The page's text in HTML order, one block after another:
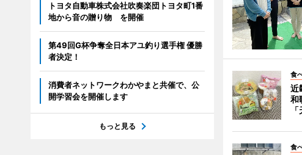
食
近
和
食
トヨタ自動車株式会社吹奏楽団トヨタ町1番
地から音の贈り物 を開催
第49回G杯争奪全日本アユ釣り選手権 優勝
者決定！
消費者ネットワークわかやまと共催で、公
開学習会を開催します
もっと見る